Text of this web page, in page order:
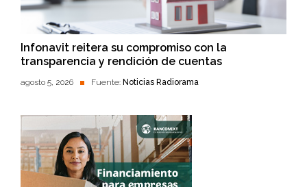
Infonavit reitera su compromiso con la
transparencia y rendición de cuentas
agosto 5, 2026 Fuente: Noticias Radiorama